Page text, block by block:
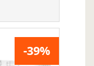
-39%